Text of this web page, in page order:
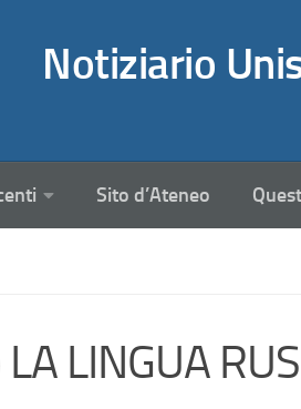
Notiziario
Sito d’Ateneo
LINGUA